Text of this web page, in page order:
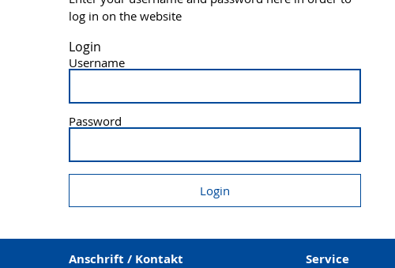
log in on the website
Login
Username
Password
Anschrift / Kontakt Service